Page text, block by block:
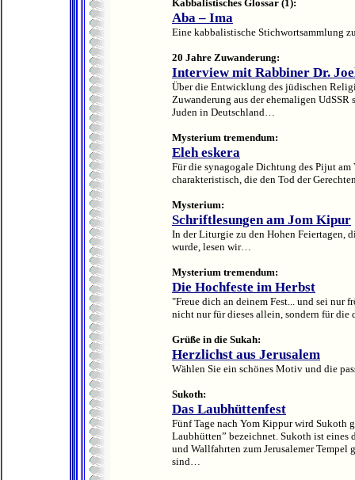
Kabbalistisches Glossar (1):
Aba – Ima
Eine kabbalistische Stichwortsammlung
20 Jahre Zuwanderung:
Interview mit Rabbiner Dr.
Über die Entwicklung des jüdischen
Zuwanderung aus der ehemaligen
Juden in Deutschland…
Mysterium tremendum:
Eleh eskera
Für die synagogale Dichtung des Pijut
charakteristisch, die den Tod der
Mysterium:
Schriftlesungen am Jom Kipur
In der Liturgie zu den Hohen Feiertagen,
wurde, lesen wir…
Mysterium tremendum:
Die Hochfeste im Herbst
"Freue dich an deinem Fest... und sei nur
nicht nur für dieses allein, sondern für die
Grüße in die Sukah:
Herzlichst aus Jerusalem
Wählen Sie ein schönes Motiv und die
Sukoth:
Das Laubhüttenfest
Fünf Tage nach Yom Kippur wird Sukoth
Laubhütten” bezeichnet. Sukoth ist eines
und Wallfahrten zum Jerusalemer Tempel
sind…